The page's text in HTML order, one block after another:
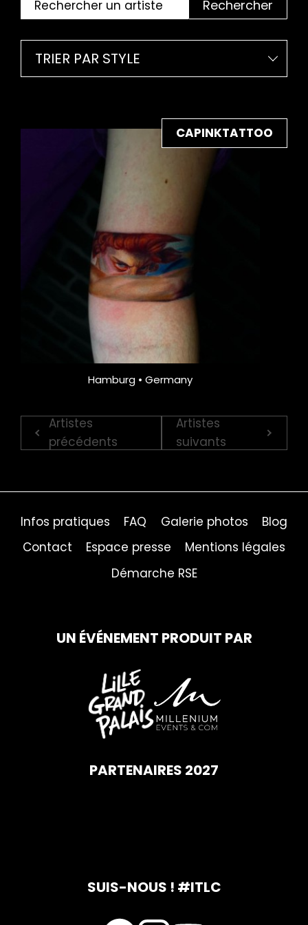
Rechercher
TRIER PAR STYLE
CAPINKTATTOO
Hamburg • Germany
Artistes
précédents
Artistes
suivants
Infos pratiques FAQ Galerie photos
Blog
Contact
Espace presse
Mentions légales
Démarche RSE
UN ÉVÉNEMENT PRODUIT PAR
PARTENAIRES 2027
SUIS-NOUS ! #ITLC